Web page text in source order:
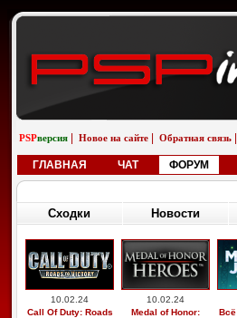
PSPверсия Новое на сайте Обратная связь
ГЛАВНАЯ ЧАТ ФОРУМ
Сходки Новости
10.02.24
Call Of Duty: Roads
10.02.24
Medal of Honor:
Всё